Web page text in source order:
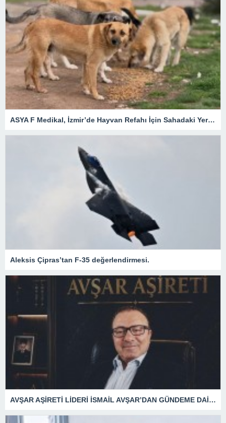
ASYA F Medikal, İzmir’de Hayvan Refahı İçin Sahadaki Yerini Aldı.
Aleksis Çipras’tan F-35 değerlendirmesi.
AVŞAR AŞİRETİ LİDERİ İSMAİL AVŞAR’DAN GÜNDEME DAİR AÇIKLAMA!